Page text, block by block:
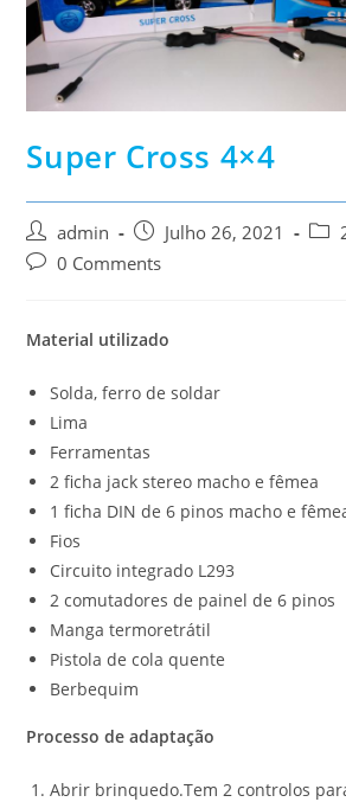
Super Cross 4×4
Post
author:
admin
Post
published:
Julho 26, 2021
Post
Post0 Comments
Material utilizado
Solda, ferro de soldar
Lima
Ferramentas
2 ficha jack stereo macho e fêmea
1 ficha DIN de 6 pinos macho e
Fios
Circuito integrado L293
2 comutadores de painel de 6 pinos
Manga termoretrátil
Pistola de cola quente
Berbequim
Processo de adaptação
Abrir brinquedo.Tem 2 controlos